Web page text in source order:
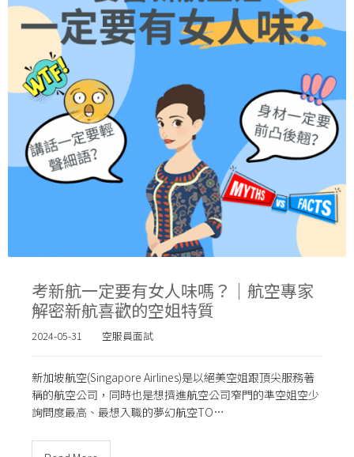
考新航一定要有女人味嗎？｜航空專家
解密新航喜歡的空姐特質
2024-05-31 空服員面試
新加坡航空(Singapore Airlines)是以絕美空姐跟頂尖服務著
稱的航空公司，同時也是想擠進航空公司窄門的準空姐空少
詢問度最高、最想入職的夢幻航空TO…